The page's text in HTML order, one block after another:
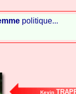
politique...
Kevin